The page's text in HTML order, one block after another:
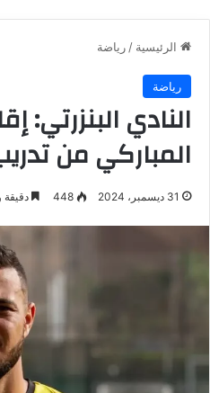
الرئيسية / رياضة
رياضة
النادي البنزرتي:
المباركي من
31 ديسمبر، 2024 448 دقيقة